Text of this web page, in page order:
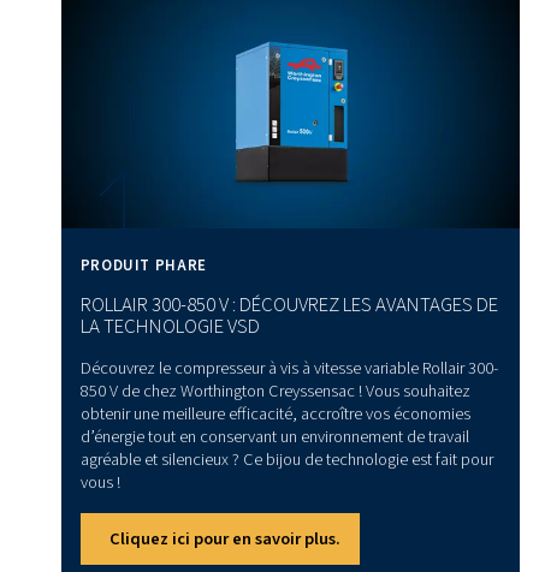
Le rôle et l’impact des
de compresseurs d’air
Les avancées dans la technologie des compresseurs
de leurs machines (et donc à prendre et anticiper les
nécessaires) et à garantir de manière proactive une
constante. Ces améliorations numériques, également
pour les compresseurs sans huile, aident les fabricants
l’excellence opérationnelle dans la production de
et pharmaceutiques.